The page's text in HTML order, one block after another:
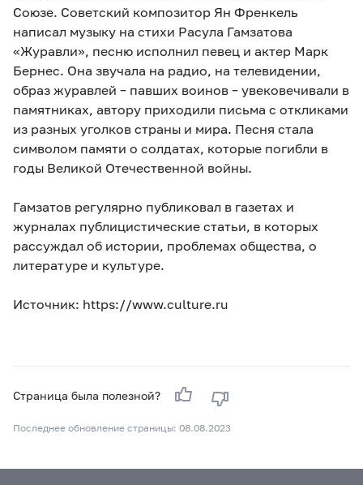
Союзе. Советский композитор Ян Френкель
написал музыку на стихи Расула Гамзатова
«Журавли», песню исполнил певец и актер Марк
Бернес. Она звучала на радио, на телевидении,
образ журавлей – павших воинов – увековечивали в
памятниках, автору приходили письма с откликами
из разных уголков страны и мира. Песня стала
символом памяти о солдатах, которые погибли в
годы Великой Отечественной войны.
Гамзатов регулярно публиковал в газетах и
журналах публицистические статьи, в которых
рассуждал об истории, проблемах общества, о
литературе и культуре.
Источник: https://www.culture.ru
Страница была полезной?
Последнее обновление страницы: 08.08.2023